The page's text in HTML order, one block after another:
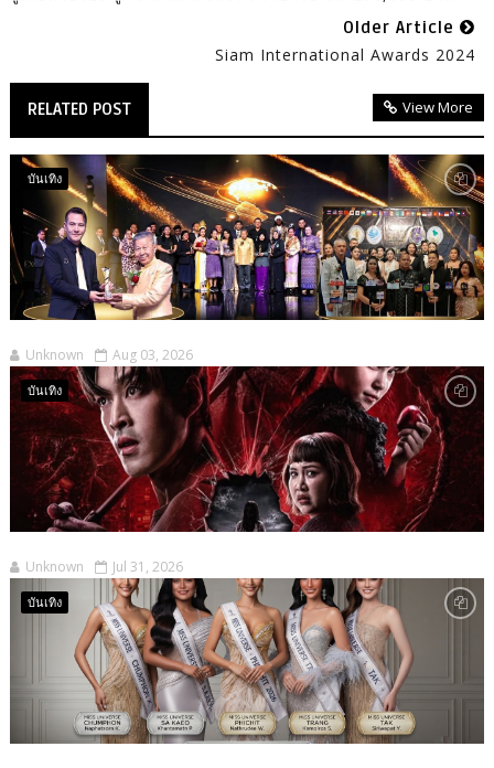
Older Article
Siam International Awards 2024
RELATED POST View More
บันเทิง
Unknown Aug 03, 2026
บันเทิง
Unknown Jul 31, 2026
บันเทิง